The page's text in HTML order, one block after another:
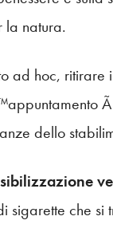
la natura.
ad hoc, ritirare
dello
che si